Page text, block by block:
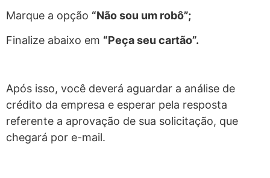
Marque a opção “Não sou um robô”;
Finalize abaixo em “Peça seu cartão”.
Após isso, você deverá aguardar a análise de
crédito da empresa e esperar pela resposta
referente a aprovação de sua solicitação, que
chegará por e-mail.